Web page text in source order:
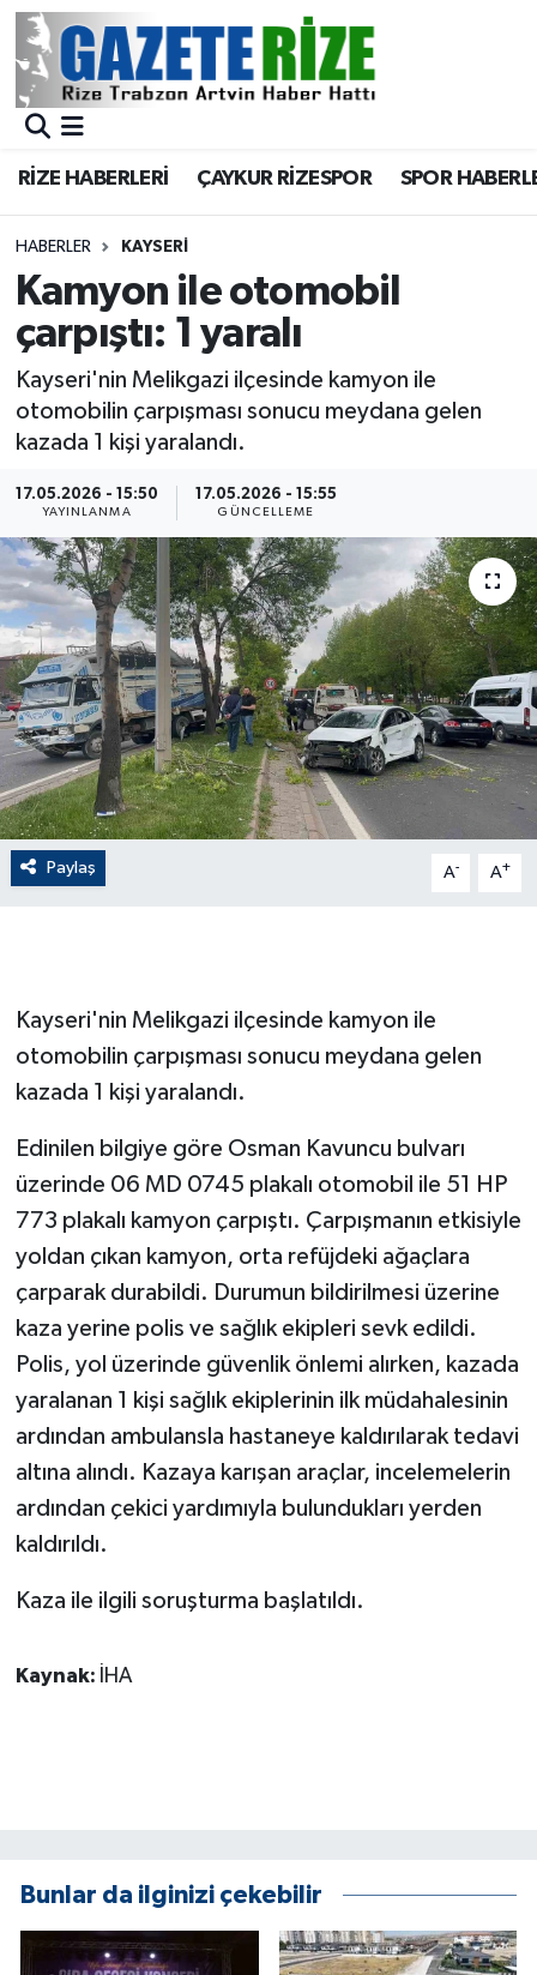
RİZE HABERLERİ ÇAYKUR RİZESPOR SPOR
HABERLER KAYSERI
Kamyon ile otomobil
çarpıştı: 1 yaralı
Kayseri'nin Melikgazi ilçesinde kamyon ile
otomobilin çarpışması sonucu meydana gelen
kazada 1 kişi yaralandı.
17.05.2026 - 15:50
YAYINLANMA
17.05.2026 - 15:55
GÜNCELLEME
Paylaş A- A+
Kayseri'nin Melikgazi ilçesinde kamyon ile
otomobilin çarpışması sonucu meydana gelen
kazada 1 kişi yaralandı.
Edinilen bilgiye göre Osman Kavuncu bulvarı
üzerinde 06 MD 0745 plakalı otomobil ile 51 HP
773 plakalı kamyon çarpıştı. Çarpışmanın etkisiyle
yoldan çıkan kamyon, orta refüjdeki ağaçlara
çarparak durabildi. Durumun bildirilmesi üzerine
kaza yerine polis ve sağlık ekipleri sevk edildi.
Polis, yol üzerinde güvenlik önlemi alırken, kazada
yaralanan 1 kişi sağlık ekiplerinin ilk müdahalesinin
ardından ambulansla hastaneye kaldırılarak tedavi
altına alındı. Kazaya karışan araçlar, incelemelerin
ardından çekici yardımıyla bulundukları yerden
kaldırıldı.
Kaza ile ilgili soruşturma başlatıldı.
Kaynak: İHA
Bunlar da ilginizi çekebilir
BÖLGEMİZ
Asayiş
Rize Jandarma Komutanlığı
Bilim Teknoloji
Advertising news
Canlı Maç
ÇEVRE
Dış Haberler
Dünya
EĞİTİM
EKONOMİ
English News
Flaş Haber
Gayrimenkul
GÜNDEM
Güvenlik
İNSAN
İş Dünyası
Jandarma
Kadın
KÜLTÜR SANAT
MAGAZİN
Merkez Nöbetçi Eczaneler
Merkez Trafik Yoğunluk Haritası
Süper Lig Puan Durumu ve Fikstür
Tüm Manşetler
Son Dakika Haberleri
Haber Arşivi